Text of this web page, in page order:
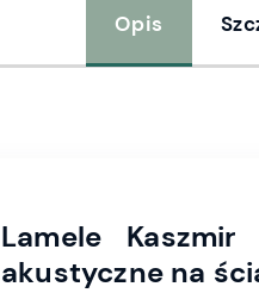
Opis
Lamele
akustyczne na